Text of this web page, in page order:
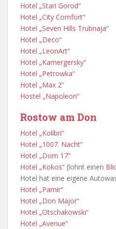
Hotel „Stari Gorod“
Hotel „City Comfort“
Hotel „Seven Hills Trubnaja“
Hotel „Deco“
Hotel „LeonArt“
Hotel „Kamergersky“
Hotel „Petrowka“
Hotel „Max 2“
Hostel „Napoleon“
Rostow am Don
Hotel „Kolibri“
Hotel „1007. Nacht“
Hotel „Dom 17“
Hotel „Kokos“ (lohnt einen
Hotel hat eine eigene
Hotel „Pamir“
Hotel „Don Major“
Hotel „Otschakowski“
Hotel „Avenue“